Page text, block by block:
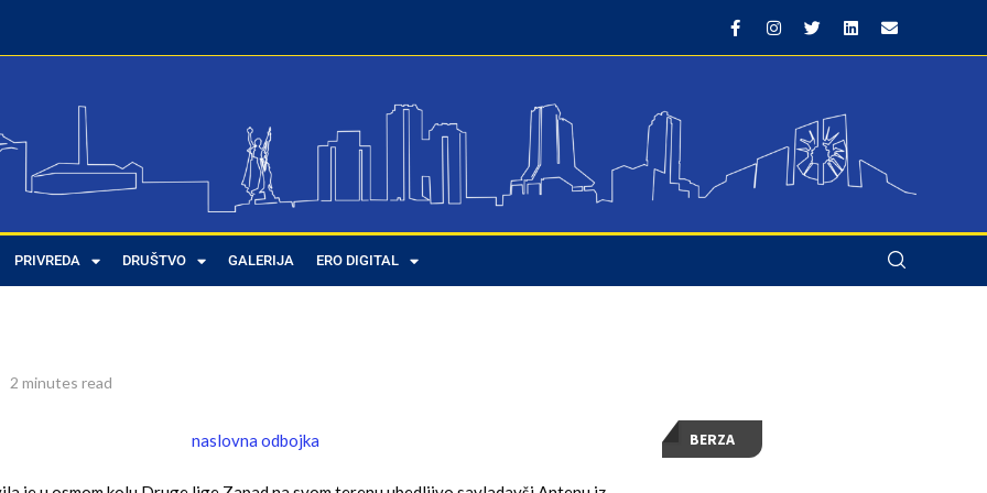
PRIVREDA DRUŠTVO GALERIJA ERO DIGITAL
2 minutes read
BERZA